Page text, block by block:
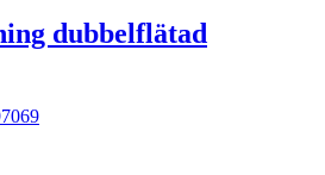
dubbelflätad